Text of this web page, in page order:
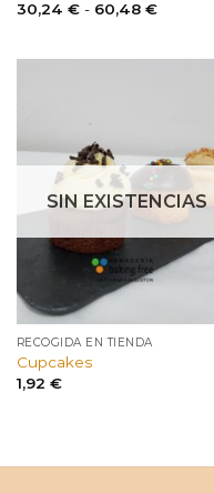
30,24 € - 60,48 €Rango
SIN EXISTENCIAS
RECOGIDA EN TIENDA
Cupcakes
1,92 €